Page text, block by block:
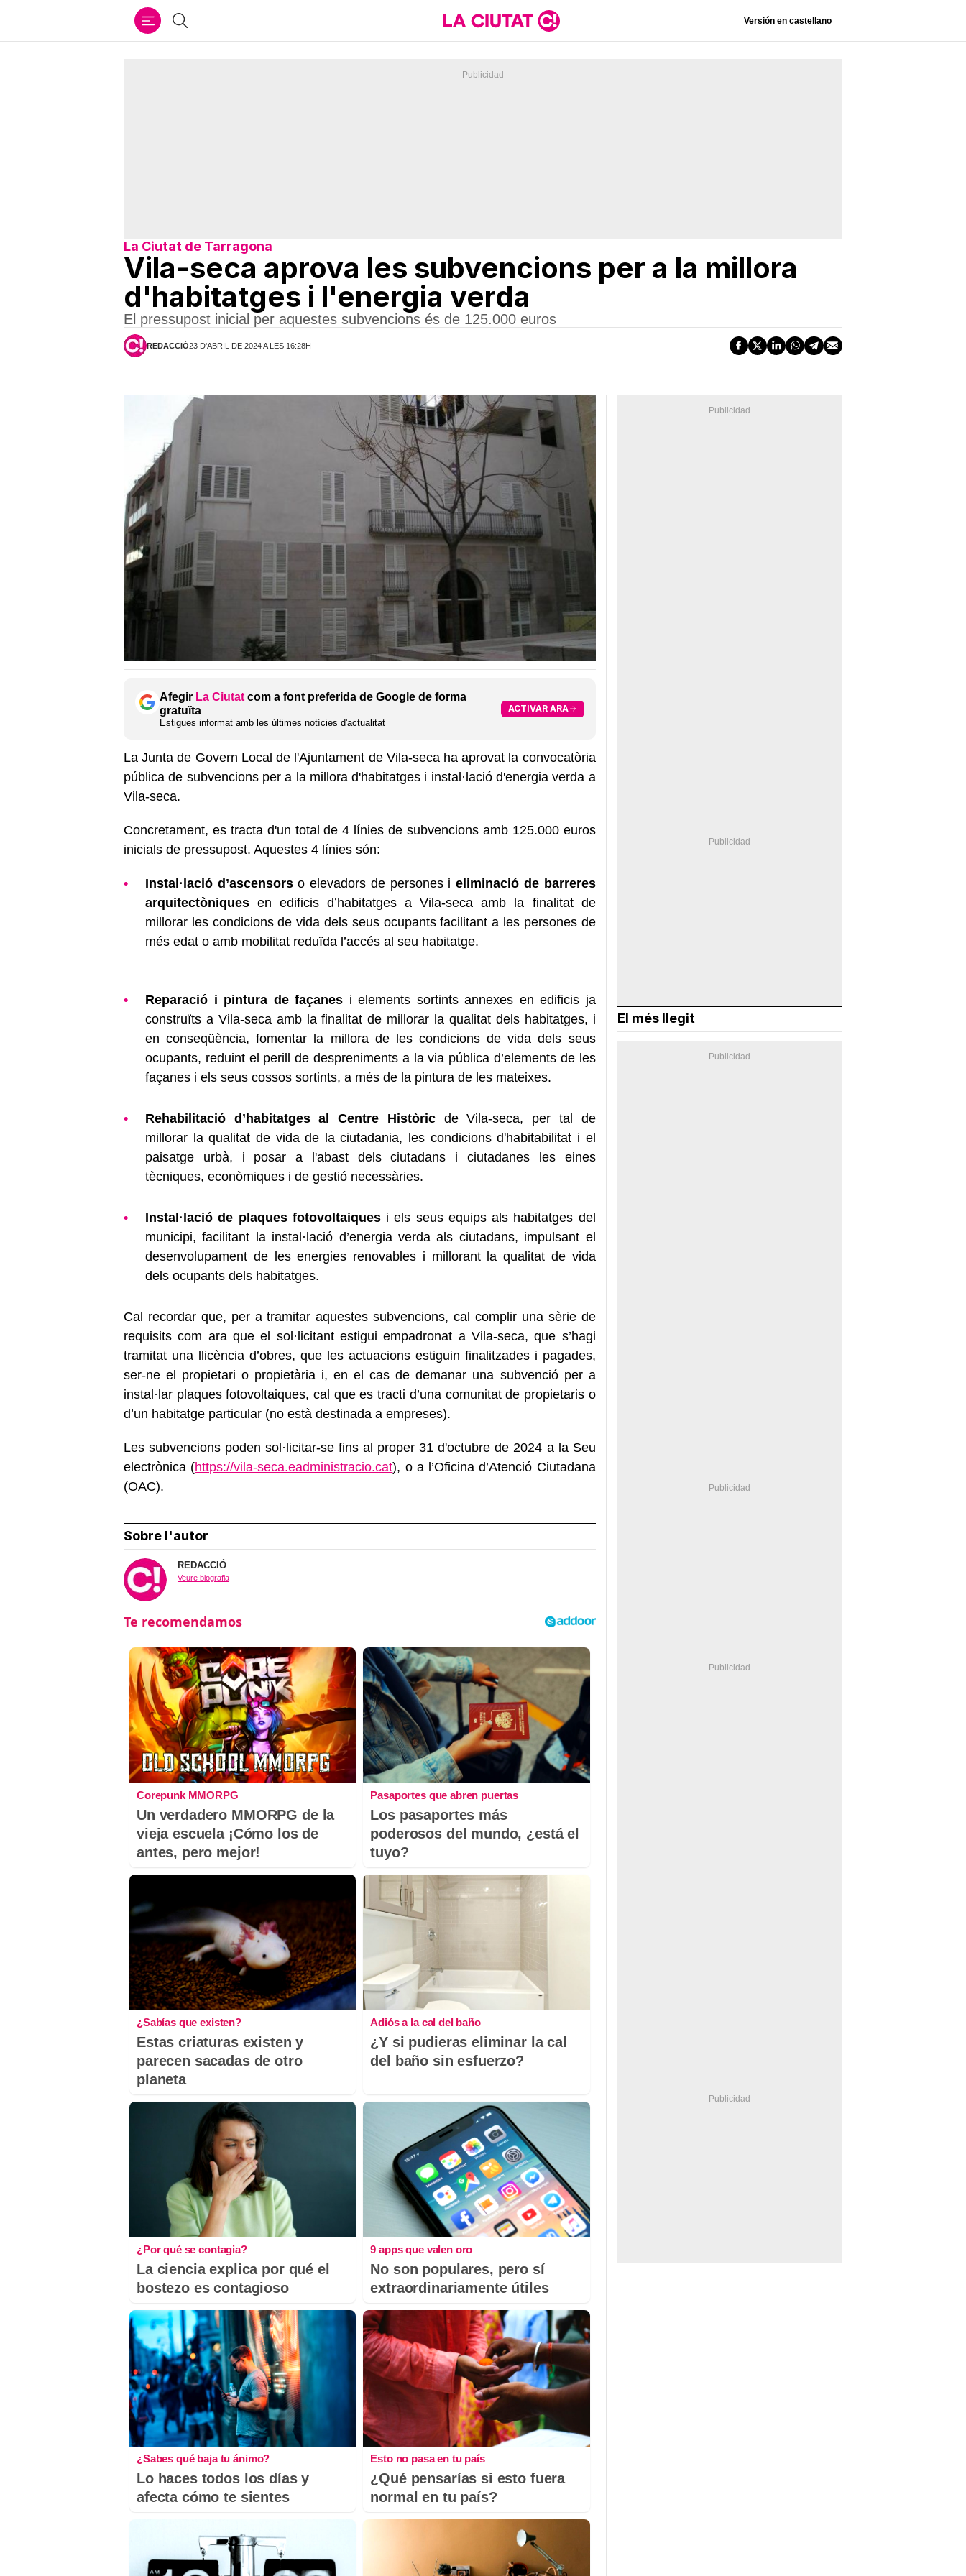
Cercar Versión en castellano
La Ciutat de Tarragona
Vila-seca aprova les subvencions per a la millora
d'habitatges i l'energia verda
El pressupost inicial per aquestes subvencions és de 125.000 euros
REDACCIÓ23 D'ABRIL DE 2024 A LES 16:28H
Afegir La Ciutat com a font preferida de Google de forma
gratuïta
Estigues informat amb les últimes notícies d'actualitat
ACTIVAR ARA
La Junta de Govern Local de l'Ajuntament de Vila-seca ha aprovat la convocatòria
pública de subvencions per a la millora d'habitatges i instal·lació d'energia verda a
Vila-seca.
Concretament, es tracta d'un total de 4 línies de subvencions amb 125.000 euros
inicials de pressupost. Aquestes 4 línies són:
Instal·lació d’ascensorso elevadors de persones ieliminació de barreres
arquitectòniques en edificis d’habitatges a Vila-seca amb la finalitat de
millorar les condicions de vida dels seus ocupants facilitant a les persones de
més edat o amb mobilitat reduïda l’accés al seu habitatge.
Reparació i pintura de façanes i elements sortints annexes en edificis ja
construïts a Vila-seca amb la finalitat de millorar la qualitat dels habitatges, i
en conseqüència, fomentar la millora de les condicions de vida dels seus
ocupants, reduint el perill de despreniments a la via pública d’elements de les
façanes i els seus cossos sortints, a més de la pintura de les mateixes.
Rehabilitació d’habitatges al Centre Històricde Vila-seca, per tal de
millorar la qualitat de vida de la ciutadania, les condicions d'habitabilitat i el
paisatge urbà, i posar a l'abast dels ciutadans i ciutadanes les eines
tècniques, econòmiques i de gestió necessàries.
Instal·lació de plaques fotovoltaiquesi els seus equips als habitatges del
municipi, facilitant la instal·lació d’energia verda als ciutadans, impulsant el
desenvolupament de les energies renovables i millorant la qualitat de vida
dels ocupants dels habitatges.
Cal recordar que, per a tramitar aquestes subvencions, cal complir una sèrie de
requisits com ara que el sol·licitant estigui empadronat a Vila-seca, que s’hagi
tramitat una llicència d’obres, que les actuacions estiguin finalitzades i pagades,
ser-ne el propietari o propietària i, en el cas de demanar una subvenció per a
instal·lar plaques fotovoltaiques, cal que es tracti d’una comunitat de propietaris o
d’un habitatge particular (no està destinada a empreses).
Les subvencions poden sol·licitar-se fins al proper 31 d'octubre de 2024 a la Seu
electrònica (https://vila-seca.eadministracio.cat), o a l’Oficina d’Atenció Ciutadana
(OAC).
Sobre l'autor
REDACCIÓ
Veure biografia
Corepunk MMORPG
Un verdadero MMORPG de la
vieja escuela ¡Cómo los de
antes, pero mejor!
Pasaportes que abren puertas
Los pasaportes más
poderosos del mundo, ¿está el
tuyo?
¿Sabías que existen?
Estas criaturas existen y
parecen sacadas de otro
planeta
Adiós a la cal del baño
¿Y si pudieras eliminar la cal
del baño sin esfuerzo?
¿Por qué se contagia?
La ciencia explica por qué el
bostezo es contagioso
9 apps que valen oro
No son populares, pero sí
extraordinariamente útiles
¿Sabes qué baja tu ánimo?
Lo haces todos los días y
afecta cómo te sientes
Esto no pasa en tu país
¿Qué pensarías si esto fuera
normal en tu país?
El més llegit